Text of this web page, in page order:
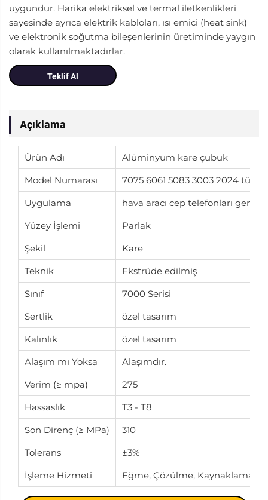
uygundur. Harika elektriksel ve termal iletkenlikleri
sayesinde ayrıca elektrik kabloları, ısı emici (heat sink)
ve elektronik soğutma bileşenlerinin üretiminde yaygın
olarak kullanılmaktadırlar.
Teklif Al
Açıklama
Ürün Adı
Alüminyum kare çubuk
Model Numarası
7075 6061 5083 3003 2024 tüm
Uygulama
hava aracı cep telefonları
Yüzey İşlemi
Parlak
Şekil
Kare
Teknik
Ekstrüde edilmiş
Sınıf
7000 Serisi
Sertlik
özel tasarım
Kalınlık
özel tasarım
Alaşım mı Yoksa
Alaşımdır.
Verim (≥ mpa)
275
Hassaslık
T3 - T8
Son Direnç (≥ MPa)
310
Tolerans
±3%
İşleme Hizmeti
Eğme, Çözülme, Kaynaklama,